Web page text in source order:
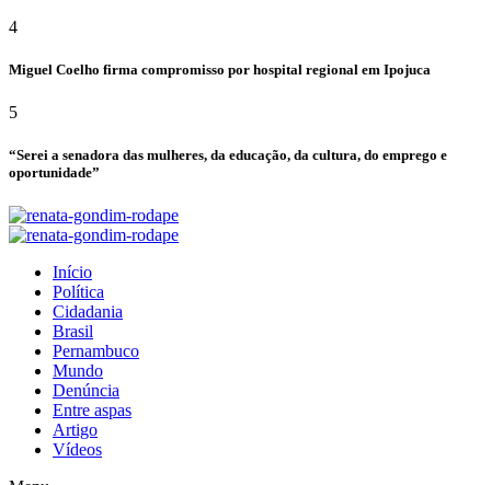
4
Miguel Coelho firma compromisso por hospital regional em Ipojuca
5
“Serei a senadora das mulheres, da educação, da cultura, do emprego e
oportunidade”
Início
Política
Cidadania
Brasil
Pernambuco
Mundo
Denúncia
Entre aspas
Artigo
Vídeos